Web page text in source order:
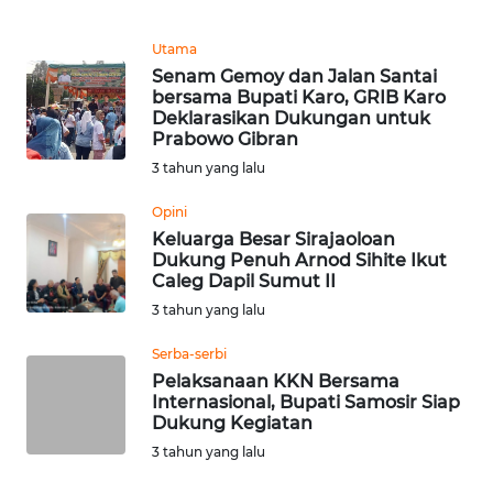
Utama
Senam Gemoy dan Jalan Santai
bersama Bupati Karo, GRIB Karo
Deklarasikan Dukungan untuk
Prabowo Gibran
3 tahun yang lalu
Opini
Keluarga Besar Sirajaoloan
Dukung Penuh Arnod Sihite Ikut
Caleg Dapil Sumut II
3 tahun yang lalu
Serba-serbi
Pelaksanaan KKN Bersama
Internasional, Bupati Samosir Siap
Dukung Kegiatan
3 tahun yang lalu
WN
SIMALUNGUN
TAPANULI
TENGAH